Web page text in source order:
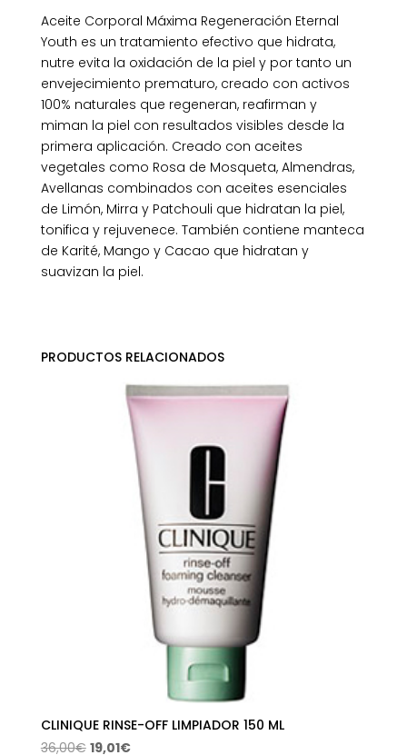
Aceite Corporal Máxima Regeneración Eternal
Youth es un tratamiento efectivo que hidrata,
nutre evita la oxidación de la piel y por tanto un
envejecimiento prematuro, creado con activos
100% naturales que regeneran, reafirman y
miman la piel con resultados visibles desde la
primera aplicación. Creado con aceites
vegetales como Rosa de Mosqueta, Almendras,
Avellanas combinados con aceites esenciales
de Limón, Mirra y Patchouli que hidratan la piel,
tonifica y rejuvenece. También contiene manteca
de Karité, Mango y Cacao que hidratan y
suavizan la piel.
PRODUCTOS RELACIONADOS
CLINIQUE RINSE-OFF LIMPIADOR 150 ML
36,00€ El
19,01€El